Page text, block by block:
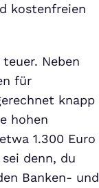
kostenfreien
Neben
für
knapp
hohen
1.300 Euro
denn, du
Banken- und